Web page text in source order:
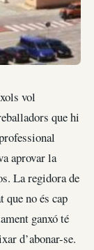
vol
que hi
aprovar la
La regidora de
no és cap
ganxó té
d’abonar-se.